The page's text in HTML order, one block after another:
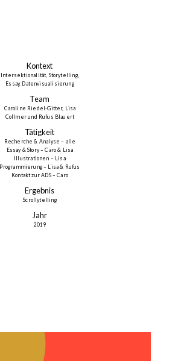
Kontext
Intersektionalität, Storytelling,
Essay, Datenvisualisierung
Team
Caroline Riedel-Gitter, Lisa
Collmer und Rufus Blauert
Tätigkeit
Recherche & Analyse – alle
Essay & Story – Caro & Lisa
Illustrationen – Lisa
Programmierung – Lisa & Rufus
Kontakt zur ADS – Caro
Ergebnis
Scrollytelling
Jahr
2019